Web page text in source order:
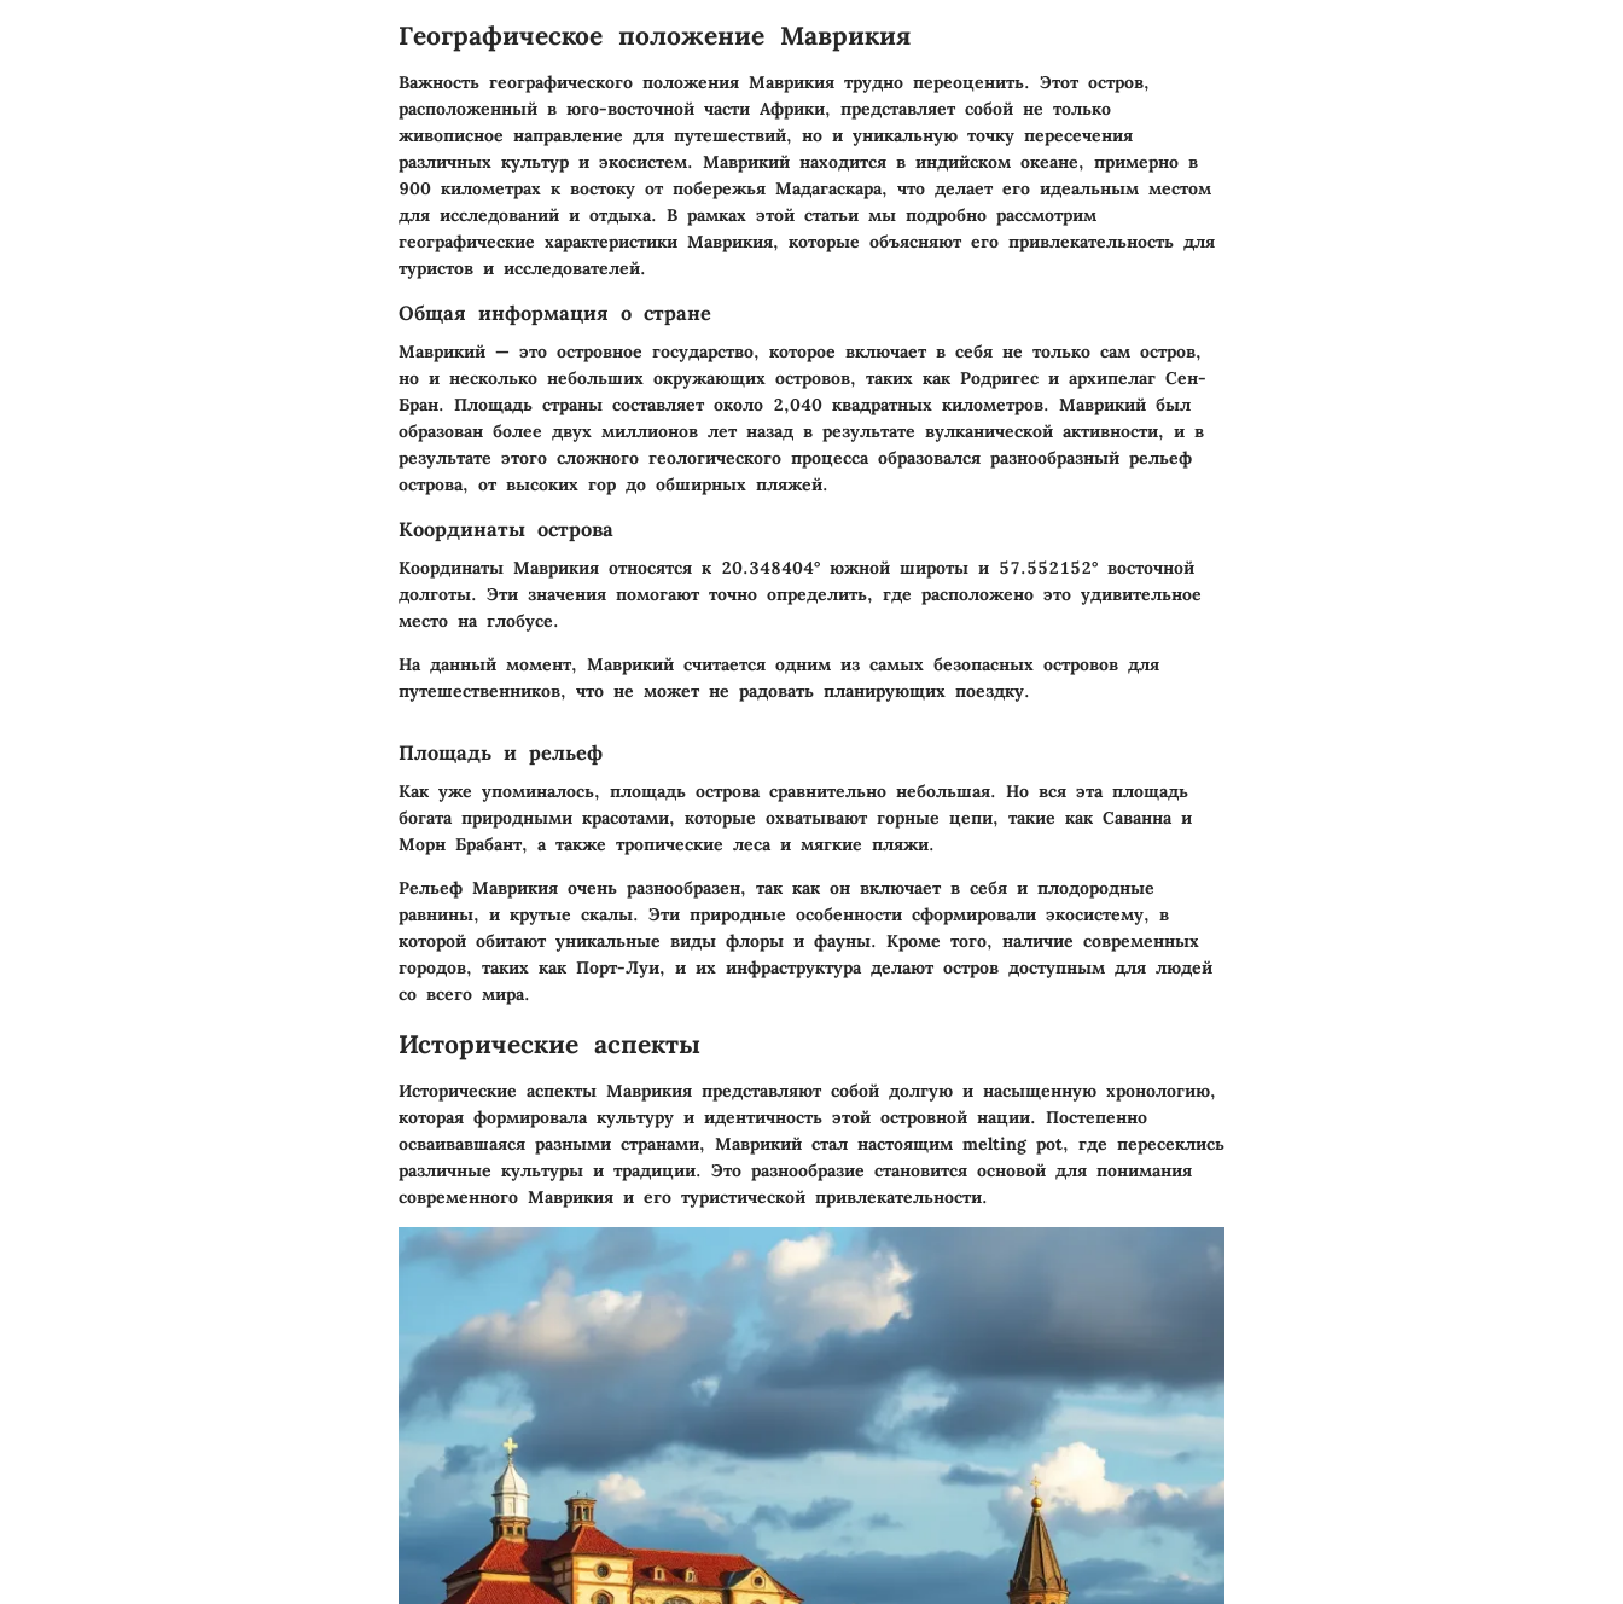
Географическое положение Маврикия
Важность географического положения Маврикия трудно переоценить. Этот остров,
расположенный в юго-восточной части Африки, представляет собой не только
живописное направление для путешествий, но и уникальную точку пересечения
различных культур и экосистем. Маврикий находится в индийском океане, примерно в
900 километрах к востоку от побережья Мадагаскара, что делает его идеальным местом
для исследований и отдыха. В рамках этой статьи мы подробно рассмотрим
географические характеристики Маврикия, которые объясняют его привлекательность для
туристов и исследователей.
Общая информация о стране
Маврикий — это островное государство, которое включает в себя не только сам остров,
но и несколько небольших окружающих островов, таких как Родригес и архипелаг Сен-
Бран. Площадь страны составляет около 2,040 квадратных километров. Маврикий был
образован более двух миллионов лет назад в результате вулканической активности, и в
результате этого сложного геологического процесса образовался разнообразный рельеф
острова, от высоких гор до обширных пляжей.
Координаты острова
Координаты Маврикия относятся к 20.348404° южной широты и 57.552152° восточной
долготы. Эти значения помогают точно определить, где расположено это удивительное
место на глобусе.
На данный момент, Маврикий считается одним из самых безопасных островов для
путешественников, что не может не радовать планирующих поездку.
Площадь и рельеф
Как уже упоминалось, площадь острова сравнительно небольшая. Но вся эта площадь
богата природными красотами, которые охватывают горные цепи, такие как Саваннаи
Mорн Брабант, а также тропические леса и мягкие пляжи.
Рельеф Маврикия очень разнообразен, так как он включает в себя и плодородные
равнины, и крутые скалы. Эти природные особенности сформировали экосистему, в
которой обитают уникальные виды флоры и фауны. Кроме того, наличие современных
городов, таких как Порт-Луи, и их инфраструктура делают остров доступным для людей
со всего мира.
Исторические аспекты
Исторические аспекты Маврикия представляют собой долгую и насыщенную хронологию,
которая формировала культуру и идентичность этой островной нации. Постепенно
осваивавшаяся разными странами, Маврикий стал настоящим melting pot, где пересеклись
различные культуры и традиции. Это разнообразие становится основой для понимания
современного Маврикия и его туристической привлекательности.